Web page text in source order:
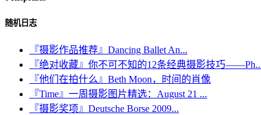
随机日志
『摄影作品推荐』Dancing Ballet An...
『绝对收藏』你不可不知的12条经典摄影技巧
『他们在拍什么』Beth Moon，时间的肖像
『Time』一周摄影图片精选：August 21 ...
『摄影奖项』Deutsche Borse 2009...